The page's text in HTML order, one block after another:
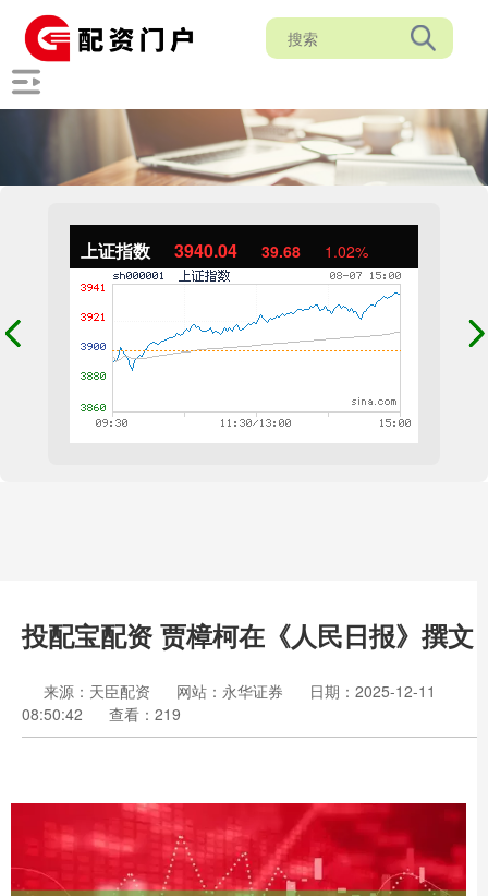
上证指数 3940.04 39.68 1.02%
投配宝配资 贾樟柯在《人民日报》撰文
来源：天臣配资 网站：永华证券
日期：2025-12-11
08:50:42
查看：219